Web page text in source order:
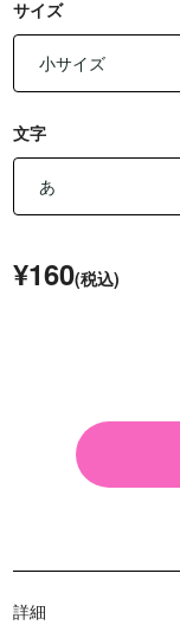
サイズ
文字
¥160(税込)
詳細